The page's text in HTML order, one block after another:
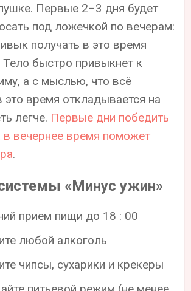
Первые 2–3 дня будет
под ложечкой по вечерам:
получать в это время
Тело быстро привыкнет к
а с мыслью, что всё
это время откладывается на
легче. Первые дни победить
в вечернее время поможет
.
«Минус ужин»
прием пищи до 18 : 00
любой алкоголь
чипсы, сухарики и крекеры